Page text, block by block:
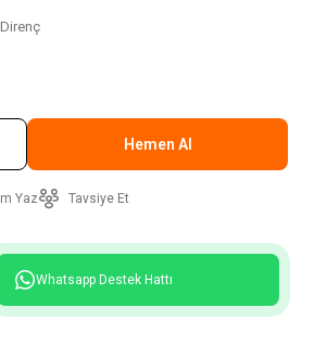
Hemen Al
Yaz Tavsiye Et
Whatsapp Destek Hattı